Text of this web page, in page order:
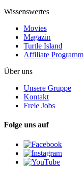
Wissenswertes
Movies
Magazin
Turtle Island
Affiliate Programm
Über uns
Unsere Gruppe
Kontakt
Freie Jobs
Folge uns auf